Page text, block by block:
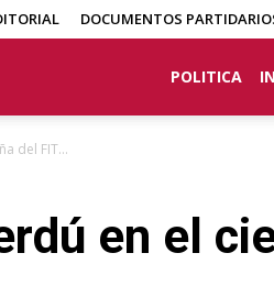
DOCUMENTOS
POLITICA
del FIT...
en el